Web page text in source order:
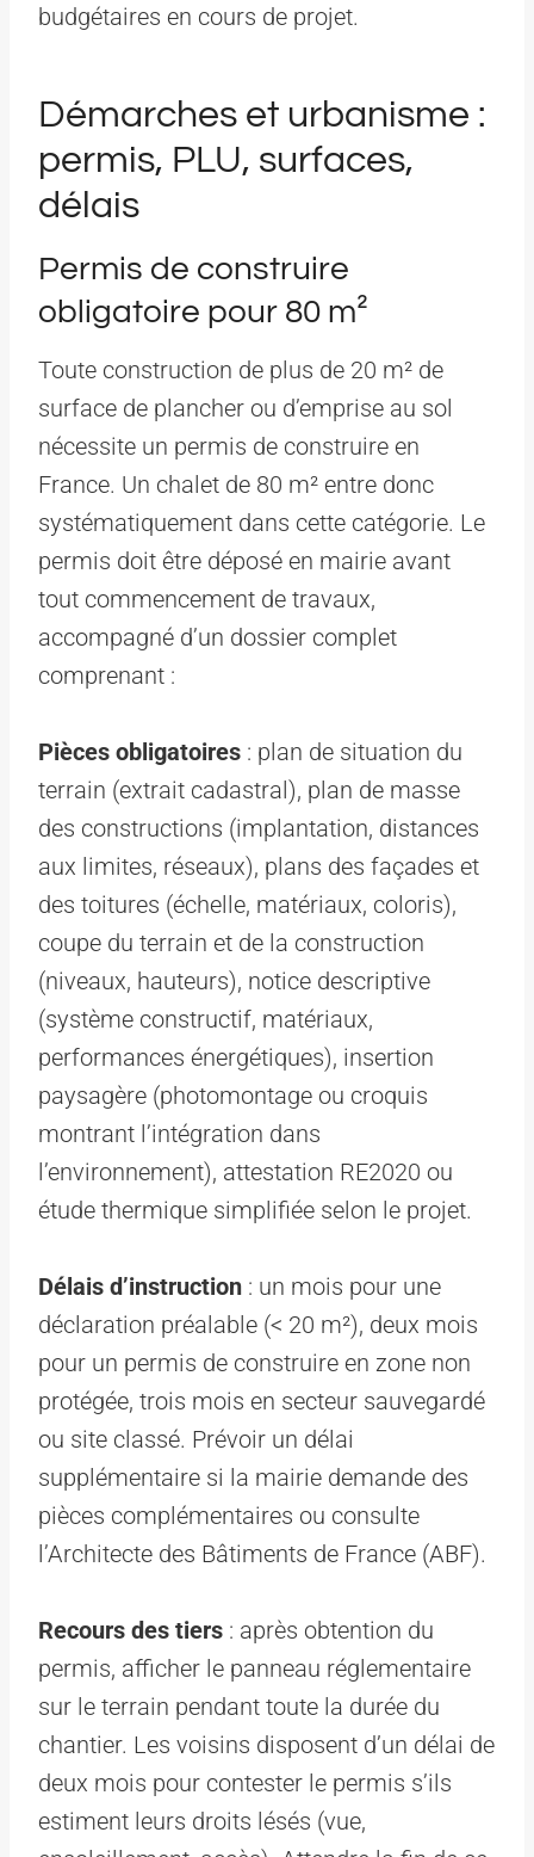
budgétaires en cours de projet.
Démarches et urbanisme :
permis, PLU, surfaces,
délais
Permis de construire
obligatoire pour 80 m²
Toute construction de plus de 20 m² de
surface de plancher ou d’emprise au sol
nécessite un permis de construire en
France. Un chalet de 80 m² entre donc
systématiquement dans cette catégorie. Le
permis doit être déposé en mairie avant
tout commencement de travaux,
accompagné d’un dossier complet
comprenant :
Pièces obligatoires : plan de situation du
terrain (extrait cadastral), plan de masse
des constructions (implantation, distances
aux limites, réseaux), plans des façades et
des toitures (échelle, matériaux, coloris),
coupe du terrain et de la construction
(niveaux, hauteurs), notice descriptive
(système constructif, matériaux,
performances énergétiques), insertion
paysagère (photomontage ou croquis
montrant l’intégration dans
l’environnement), attestation RE2020 ou
étude thermique simplifiée selon le projet.
Délais d’instruction : un mois pour une
déclaration préalable (< 20 m²), deux mois
pour un permis de construire en zone non
protégée, trois mois en secteur sauvegardé
ou site classé. Prévoir un délai
supplémentaire si la mairie demande des
pièces complémentaires ou consulte
l’Architecte des Bâtiments de France (ABF).
Recours des tiers : après obtention du
permis, afficher le panneau réglementaire
sur le terrain pendant toute la durée du
chantier. Les voisins disposent d’un délai de
deux mois pour contester le permis s’ils
estiment leurs droits lésés (vue,